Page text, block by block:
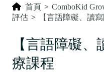
首頁 > ComboKid
評估 > 【言語障礙、讀
【言語障礙
療課程